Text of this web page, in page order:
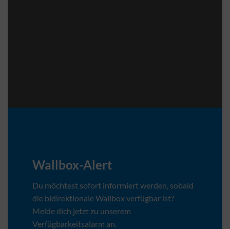
Wallbox-Alert
Du möchtest sofort informiert werden, sobald
die bidirektionale Wallbox verfügbar ist?
Melde dich jetzt zu unserem
Verfügbarkeitsalarm an.